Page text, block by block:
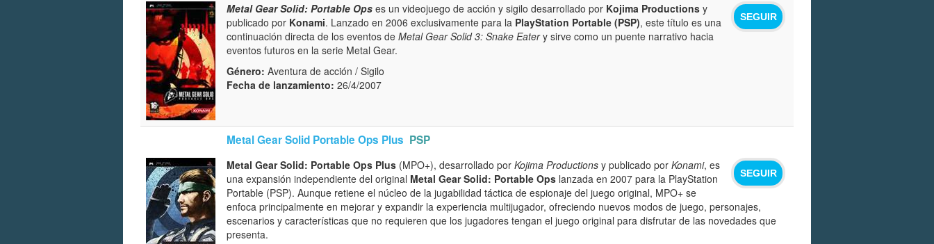
SEGUIR
Metal Gear Solid: Portable Ops es un videojuego de acción y sigilo desarrollado por Kojima Productions y
publicado por Konami. Lanzado en 2006 exclusivamente para la PlayStation Portable (PSP), este título es una
continuación directa de los eventos de Metal Gear Solid 3: Snake Eatery sirve como un puente narrativo hacia
eventos futuros en la serie Metal Gear.
Género: Aventura de acción / Sigilo
Fecha de lanzamiento: 26/4/2007
Metal Gear Solid Portable Ops Plus PSP
SEGUIR
Metal Gear Solid: Portable Ops Plus (MPO+), desarrollado por Kojima Productions y publicado por Konami, es
una expansión independiente del original Metal Gear Solid: Portable Ops lanzada en 2007 para la PlayStation
Portable (PSP). Aunque retiene el núcleo de la jugabilidad táctica de espionaje del juego original, MPO+ se
enfoca principalmente en mejorar y expandir la experiencia multijugador, ofreciendo nuevos modos de juego, personajes,
escenarios y características que no requieren que los jugadores tengan el juego original para disfrutar de las novedades que
presenta.